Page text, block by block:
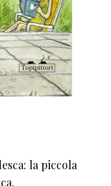
la piccola